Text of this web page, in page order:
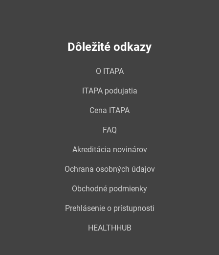
Dôležité odkazy
O ITAPA
ITAPA podujatia
Cena ITAPA
FAQ
Akreditácia novinárov
Ochrana osobných údajov
Obchodné podmienky
Prehlásenie o prístupnosti
HEALTHHUB